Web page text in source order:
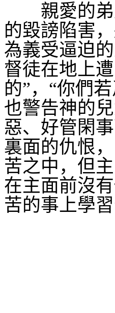
親愛的
的毀謗陷害
為義受逼迫
督徒在地上
的”，“你們
也警告神的
惡、好管閑
裏面的仇恨
苦之中，但
在主面前沒
苦的事上學